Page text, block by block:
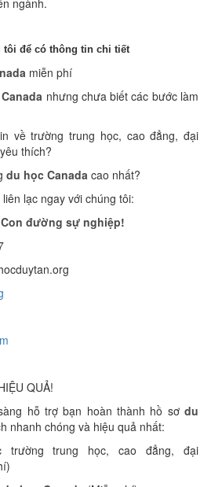
ngành.
tôi để có thông tin chi tiết
miễn phí
nhưng chưa biết các bước làm
về trường trung học, cao đẳng, đại
thích?
du học Canada cao nhất?
lạc ngay với chúng tôi:
Con đường sự nghiệp!
QUẢ!
hỗ trợ bạn hoàn thành hồ sơ du
nhanh chóng và hiệu quả nhất:
trường trung học, cao đẳng, đại